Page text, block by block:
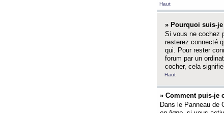
Haut
» Pourquoi suis-
Si vous ne cochez
resterez connecté
qui. Pour rester
forum par un
cocher, cela
Haut
» Comment puis-je
Dans le Panneau de